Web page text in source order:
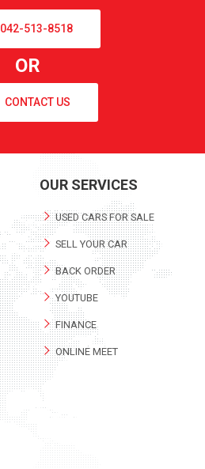
042-513-8518
OR
CONTACT US
OUR SERVICES
USED CARS FOR SALE
SELL YOUR CAR
BACK ORDER
YOUTUBE
FINANCE
ONLINE MEET